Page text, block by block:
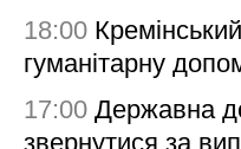
18:00
гуманітарну
17:00 Державна
звернутися за